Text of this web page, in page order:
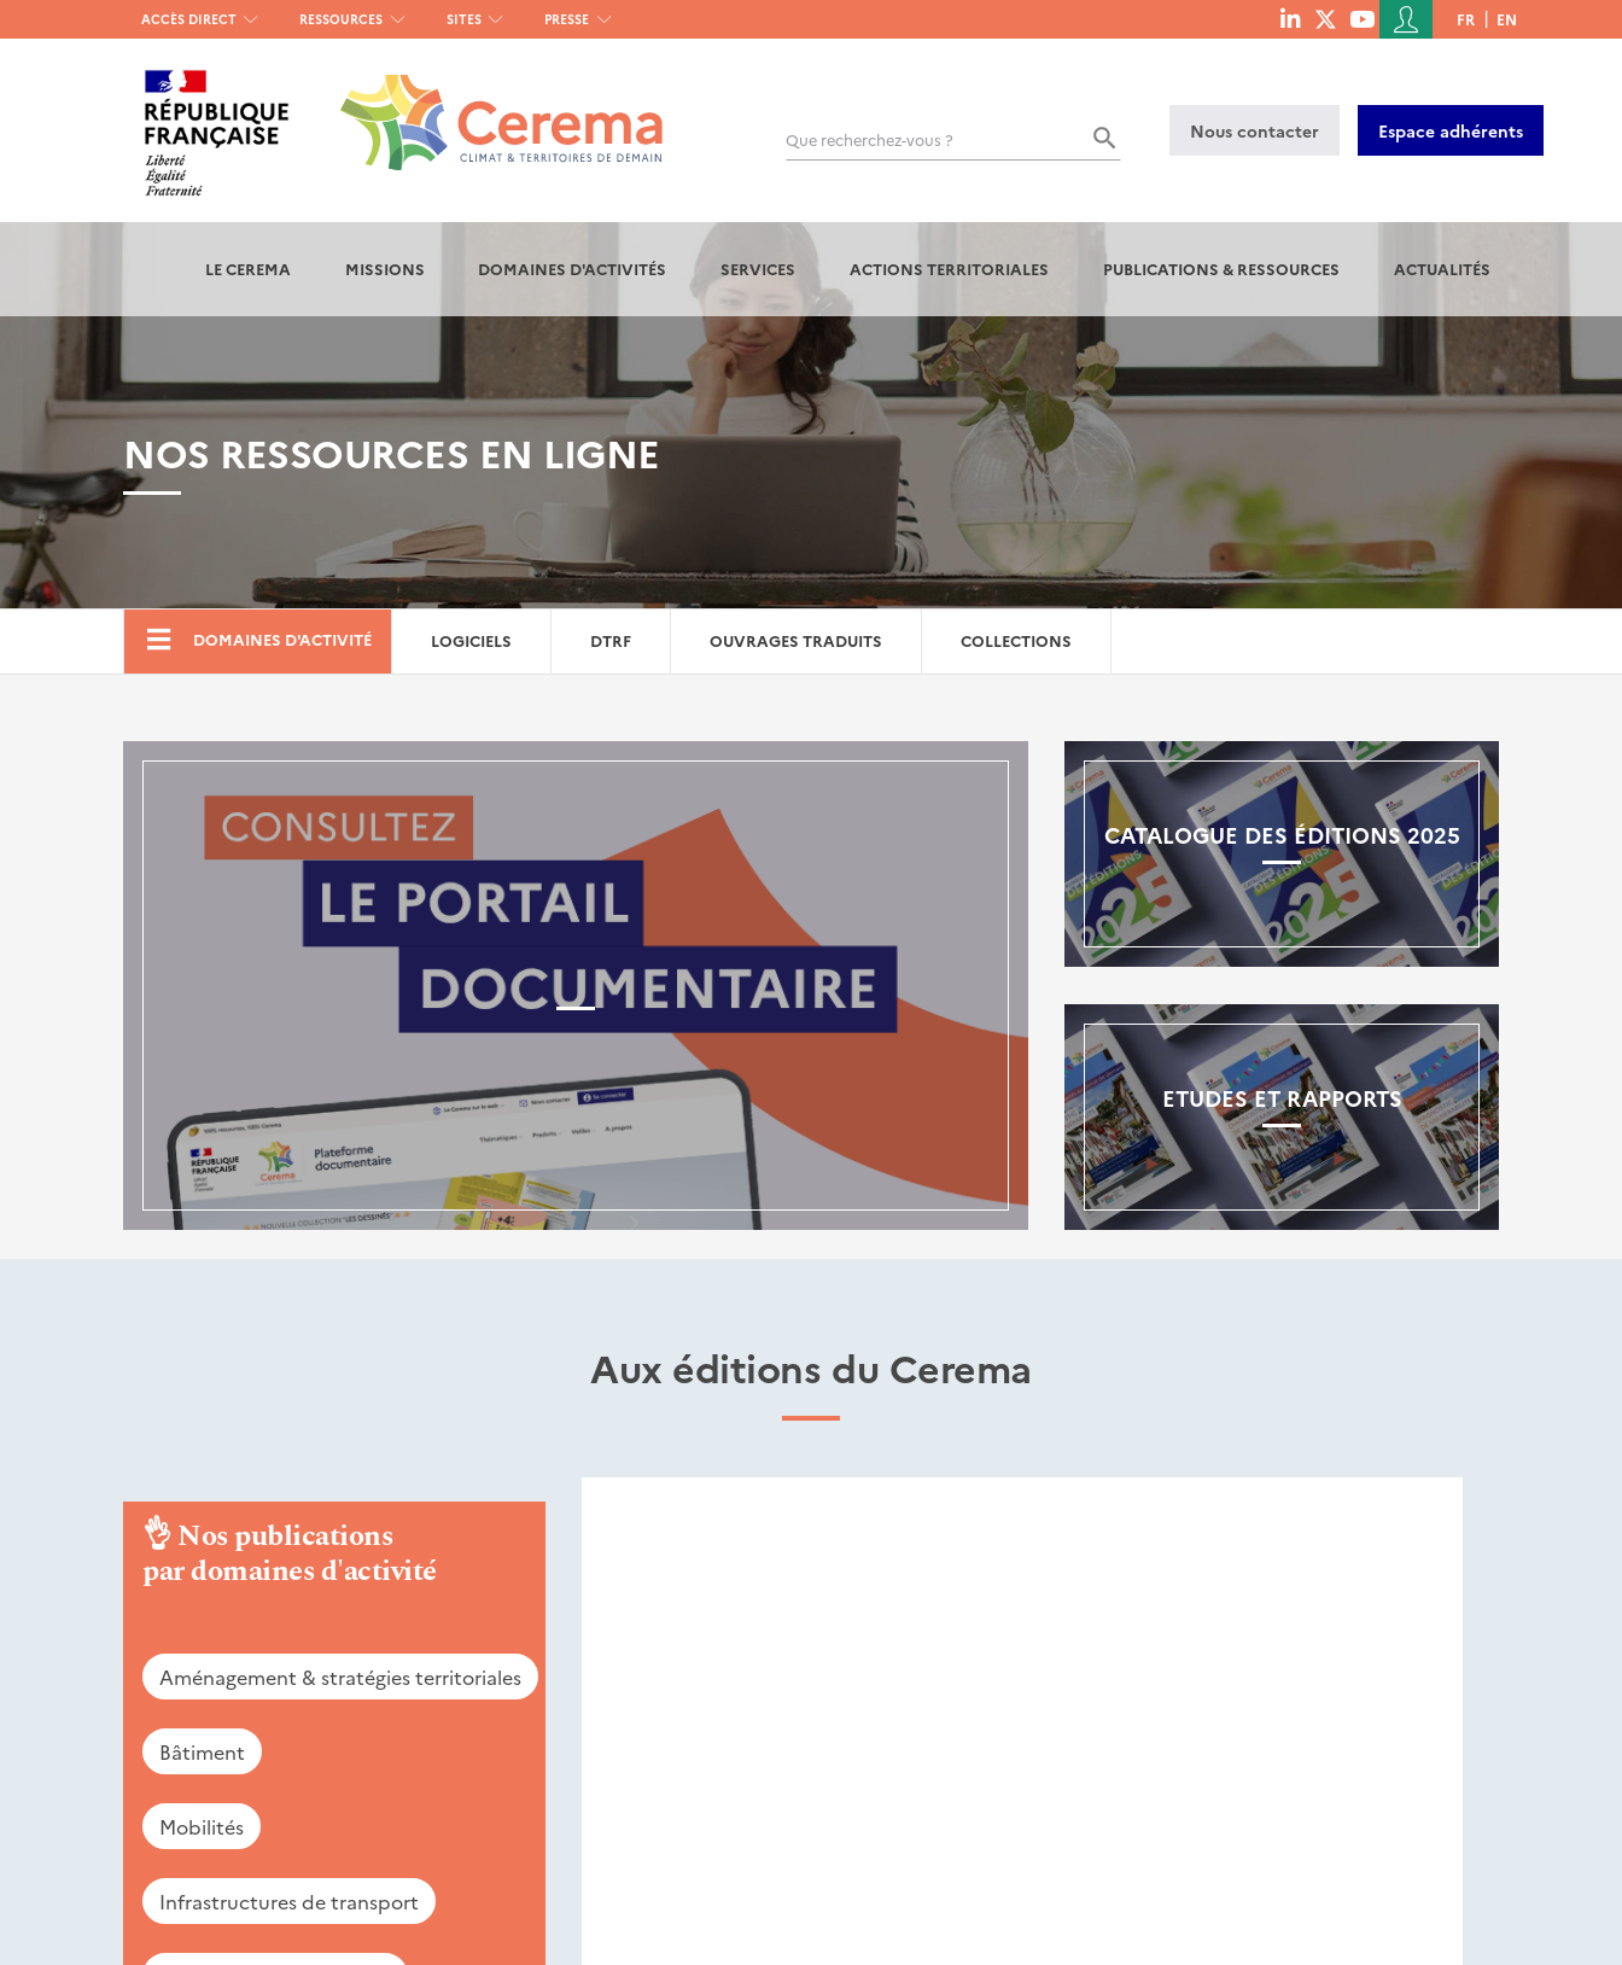
Menu
haut
gauche
ACCÈS DIRECT RESSOURCES SITES PRESSE
menu
Menu
du
de
l'utilisateur
FR EN
Que recherchez-vous ?
OK
Nous contacter Espace adhérents
LE CEREMA MISSIONS DOMAINES D'ACTIVITÉS SERVICES ACTIONS TERRITORIALES PUBLICATIONS & RESSOURCES ACTUALITÉS
NOS RESSOURCES EN LIGNE
BoutiqueDOMAINES D'ACTIVITÉ LOGICIELS DTRF OUVRAGES TRADUITS COLLECTIONS
CATALOGUE DES ÉDITIONS 2025
ETUDES ET RAPPORTS
Aux éditions du Cerema
👌Nos publications
par domaines d'activité
Aménagement & stratégies territoriales
Bâtiment
Mobilités
Infrastructures de transport